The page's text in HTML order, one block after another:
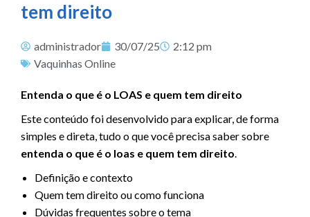
tem direito
administrador 30/07/25
2:12 pm
Vaquinhas Online
Entenda o que é o LOAS e quem tem direito
Este conteúdo foi desenvolvido para explicar, de forma
simples e direta, tudo o que você precisa saber sobre
entenda o que é o loas e quem tem direito.
Definição e contexto
Quem tem direito ou como funciona
Dúvidas frequentes sobre o tema